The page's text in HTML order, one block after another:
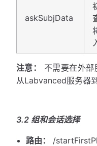
askSubjData
注意：
不需要在外
从Labvanced服务器
3.2 组和会话选择
路由：
/